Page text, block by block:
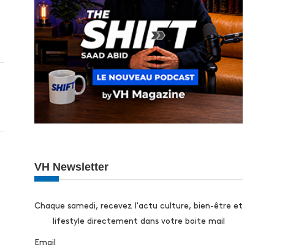
VH Newsletter
Chaque samedi, recevez l'actu culture, bien-être et
lifestyle directement dans votre boite mail
Email